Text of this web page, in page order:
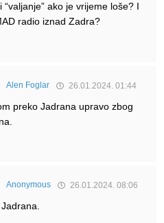
ako je vrijeme loše? I
radio iznad Zadra?
Alen Foglar 26.01.2024. 01:44
preko Jadrana upravo zbog
Anonymous 26.01.2024. 08:06